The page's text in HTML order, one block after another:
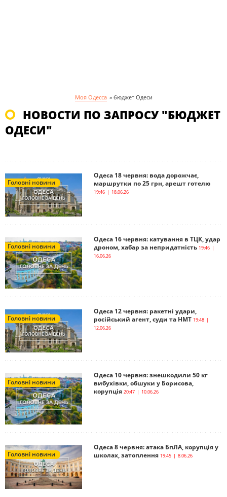
Моя Одесса » бюджет Одеси
НОВОСТИ ПО ЗАПРОСУ "БЮДЖЕТ
ОДЕСИ"
Головні новини
Одеса 18 червня: вода дорожчає,
маршрутки по 25 грн, арешт готелю
19:46 | 18.06.26
Головні новини
Одеса 16 червня: катування в ТЦК, удар
дроном, хабар за непридатність 19:46 |
16.06.26
Головні новини
Одеса 12 червня: ракетні удари,
російський агент, суди та НМТ 19:48 |
12.06.26
Головні новини
Одеса 10 червня: знешкодили 50 кг
вибухівки, обшуки у Борисова,
корупція 20:47 | 10.06.26
Головні новини
Одеса 8 червня: атака БпЛА, корупція у
школах, затоплення 19:45 | 8.06.26